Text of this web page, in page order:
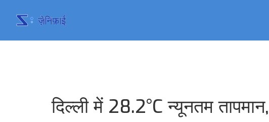
दिल्ली में 28.2°C न्यूनतम